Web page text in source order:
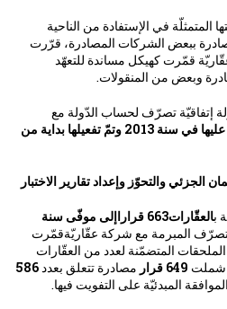
في الإستفادة من الناحية
ببعض الشركات المصادرة، قرّرت
قمّرت كهيكل مساندة للتعهّد
وبعض من المنقولات.
إتفاقيّة تصرّف لحساب الدّولة مع
تمّت المصادقة عليها في سنة 2013 وتمّ تفعيلها بداية من
ب
العقّارات663 قراراإلى موفّى سنة
المبرمة مع شركة عقّاريّةقمّرت
المتضمّنة لعدد من العقّارات
شملت 649 قرار مصادرة تتعلق بعدد586
المبدئيّة على التفويت فيها.